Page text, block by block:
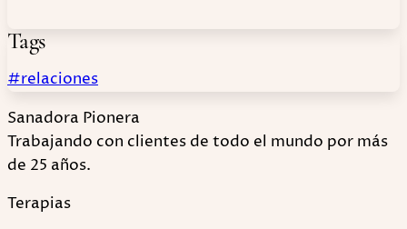
Tags
#relaciones
Sanadora Pionera
Trabajando con clientes de todo el mundo por más
de 25 años.
Terapias